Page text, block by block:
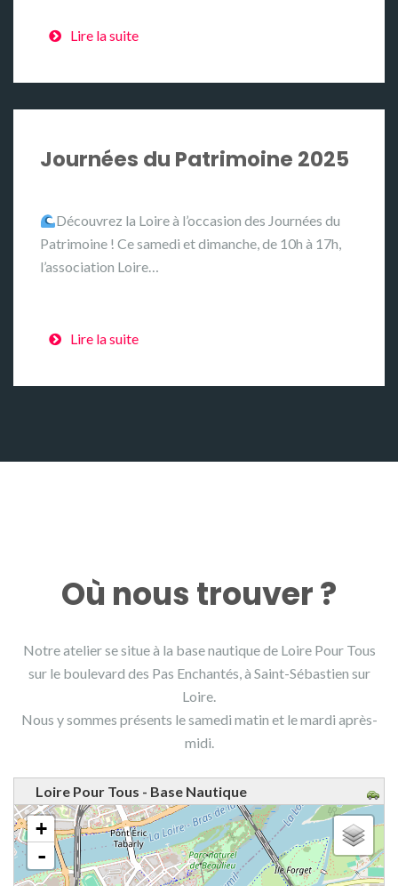
Lire la suite
Journées du Patrimoine 2025
Découvrez la Loire à l’occasion des Journées du
Patrimoine ! Ce samedi et dimanche, de 10h à 17h,
l’association Loire…
Lire la suite
Où nous trouver ?
Notre atelier se situe à la base nautique de Loire Pour Tous
sur le boulevard des Pas Enchantés, à Saint-Sébastien sur
Loire.
Nous y sommes présents le samedi matin et le mardi après-
midi.
Loire Pour Tous - Base Nautique
chargement de la carte - veuillez patienter...
+
-